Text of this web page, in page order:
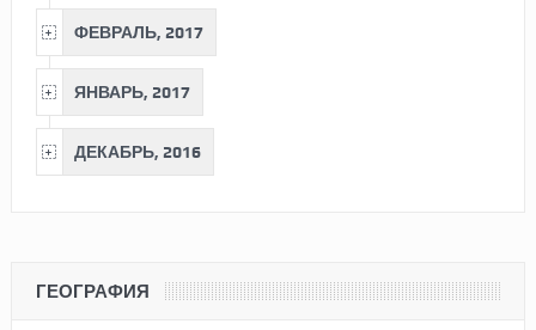
ФЕВРАЛЬ, 2017
ЯНВАРЬ, 2017
ДЕКАБРЬ, 2016
ГЕОГРАФИЯ